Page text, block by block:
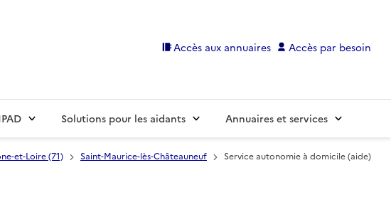
Accès aux annuaires Accès par besoin
Solutions pour les aidants Annuaires et services
et-Loire (71) Saint-Maurice-lès-Châteauneuf
Service autonomie à domicile (aide)